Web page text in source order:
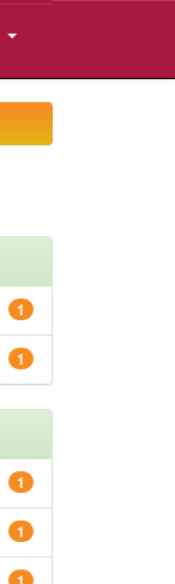
1
1
1
1